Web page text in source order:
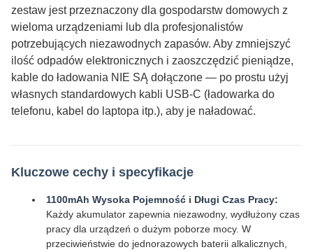
zestaw jest przeznaczony dla gospodarstw domowych z
wieloma urządzeniami lub dla profesjonalistów
potrzebujących niezawodnych zapasów. Aby zmniejszyć
ilość odpadów elektronicznych i zaoszczędzić pieniądze,
kable do ładowania NIE SĄ dołączone — po prostu użyj
własnych standardowych kabli USB-C (ładowarka do
telefonu, kabel do laptopa itp.), aby je naładować.
Kluczowe cechy i specyfikacje
1100mAh Wysoka Pojemność i Długi Czas Pracy:
Każdy akumulator zapewnia niezawodny, wydłużony czas
pracy dla urządzeń o dużym poborze mocy. W
przeciwieństwie do jednorazowych baterii alkalicznych,